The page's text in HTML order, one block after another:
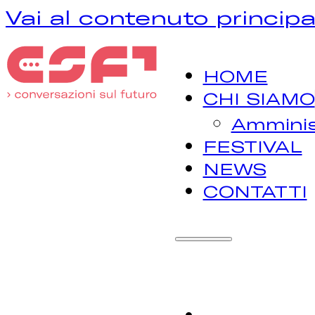
Vai al contenuto
HOME
CHI SIAMO
FESTIVAL
NEWS
CONTATTI